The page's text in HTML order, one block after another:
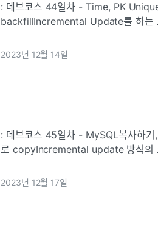
: 데브코스 44일차 - Time, PK
backfillIncremental Update를 하는 코드 작성해보기timezonIncremental
2023년 12월 14일
: 데브코스 45일차 - MySQL복사하
로 copyIncremental update 방식의
2023년 12월 17일